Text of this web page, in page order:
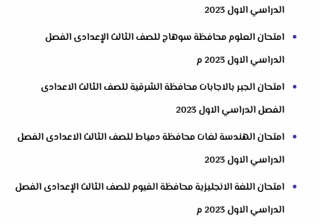
الدراسي الاول 2023
امتحان العلوم محافظة سوهاج للصف الثالث الإعدادى الفصل
الدراسي الاول 2023 م
امتحان الجبر بالاجابات محافظة الشرقية للصف الثالث الاعدادى
الفصل الدراسي الاول 2023
امتحان الهندسة لغات محافظة دمياط للصف الثالث الاعدادى الفصل
الدراسي الاول 2023
امتحان اللغة الانجليزية محافظة الفيوم للصف الثالث الإعدادى الفصل
الدراسي الاول 2023 م